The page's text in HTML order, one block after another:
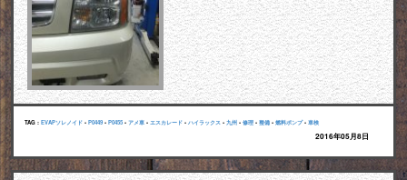
TAG : EVAPソレノイド • P0449 • P0455 • アメ車 • エスカレード • ハイラックス • 九州 • 修理 • 整備 • 燃料ポンプ• 車検
2016年05月8日